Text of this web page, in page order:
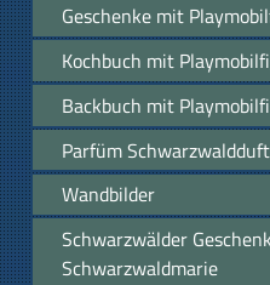
Geschenke mit
Kochbuch mit
Backbuch mit
Parfüm Schwarzwaldduft
Wandbilder
Schwarzwälder
Schwarzwaldmarie